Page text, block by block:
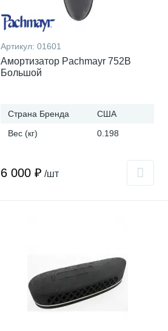
Артикул: 01601
Амортизатор Pachmayr 752B
Большой
Страна Бренда
США
Вес (кг)
0.198
6 000 ₽ /шт